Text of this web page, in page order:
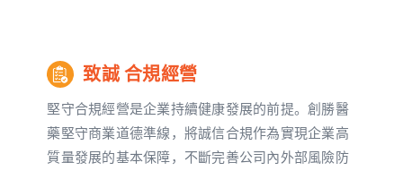
致誠 合規經營
堅守合規經營是企業持續健康發展的前提。創勝醫
藥堅守商業道德準線，將誠信合規作為實現企業高
質量發展的基本保障，不斷完善公司內外部風險防